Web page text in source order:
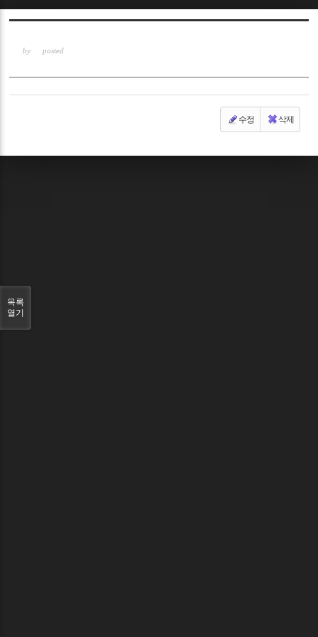
by posted
수정 삭제
목록
열기
Sketchbook5, 스케치북5
Sketchbook5, 스케치북5